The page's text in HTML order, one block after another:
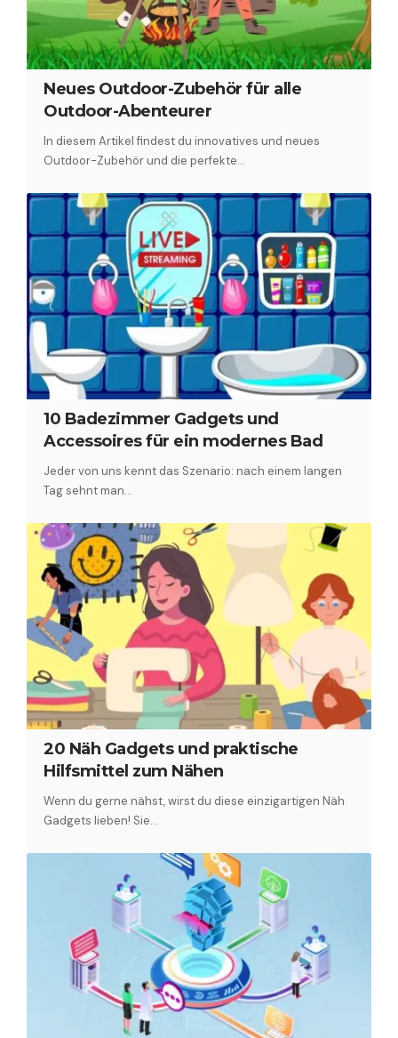
Neues Outdoor-Zubehör für alle
Outdoor-Abenteurer
In diesem Artikel findest du innovatives und neues
Outdoor-Zubehör und die perfekte…
10 Badezimmer Gadgets und
Accessoires für ein modernes Bad
Jeder von uns kennt das Szenario: nach einem langen
Tag sehnt man…
20 Näh Gadgets und praktische
Hilfsmittel zum Nähen
Wenn du gerne nähst, wirst du diese einzigartigen Näh
Gadgets lieben! Sie…